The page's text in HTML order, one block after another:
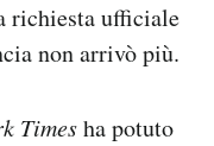
richiesta ufficiale
non arrivò più.
Timesha potuto